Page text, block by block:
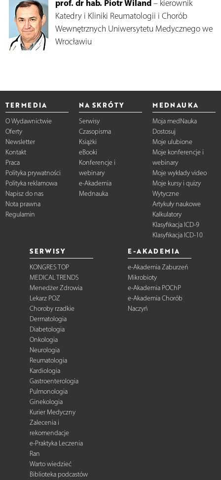
prof. dr hab. Piotr Wiland – kierownik
Katedry i Kliniki Reumatologii i Chorób
Wewnętrznych Uniwersytetu Medycznego we
Wrocławiu
TERMEDIA
O Wydawnictwie
Oferty
Newsletter
Kontakt
Praca
Polityka prywatności
Polityka reklamowa
Napisz do nas
Nota prawna
Regulamin
NA SKRÓTY
Serwisy
Czasopisma
Książki
eBooki
Konferencje i
webinary
e-Akademia
Mednauka
MEDNAUKA
Moja medNauka
Dostosuj
Moje ulubione
Moje konferencje i
webinary
Moje wykłady video
Moje kursy i quizy
Wytyczne
Artykuły naukowe
Kalkulatory
Klasyfikacja ICD-9
Klasyfikacja ICD-10
SERWISY
KONGRES TOP
MEDICAL TRENDS
Menedżer Zdrowia
Lekarz POZ
Choroby rzadkie
Dermatologia
Diabetologia
Onkologia
Neurologia
Reumatologia
Kardiologia
Gastroenterologia
Pulmonologia
Ginekologia
Kurier Medyczny
Zalecenia i
rekomendacje
e-Praktyka Leczenia
Ran
Warto wiedzieć
Biblioteka podcastów
E-AKADEMIA
e-Akademia Zaburzeń
Mikrobioty
e-Akademia POChP
e-Akademia Chorób
Naczyń